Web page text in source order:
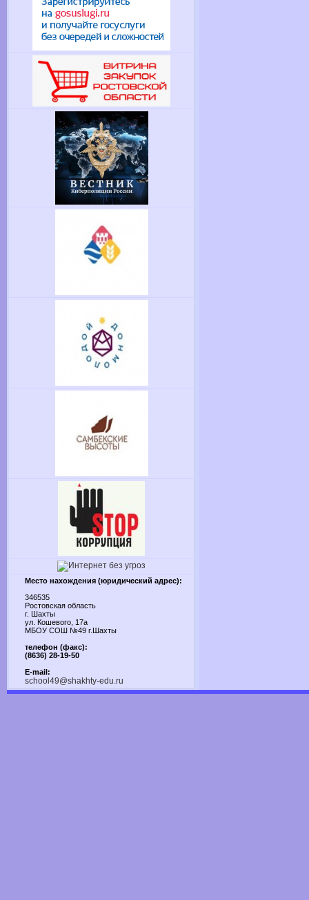
Место нахождения (юридический адрес):
346535
Ростовская область
г. Шахты
ул. Кошевого, 17а
МБОУ СОШ №49 г.Шахты
телефон (факс):
(8636) 28-19-50
E-mail:
school49@shakhty-edu.ru